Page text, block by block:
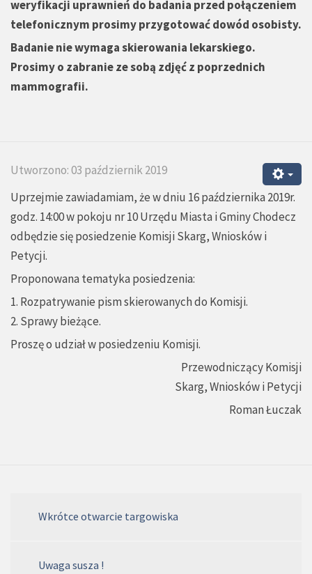
weryfikacji uprawnień do badania przed połączeniem
telefonicznym prosimy przygotować dowód osobisty.
Badanie nie wymaga skierowania lekarskiego.
Prosimy o zabranie ze sobą zdjęć z poprzednich
mammografii.
Utworzono: 03 październik 2019
Uprzejmie zawiadamiam, że w dniu 16 października 2019r.
godz. 14:00 w pokoju nr 10 Urzędu Miasta i Gminy Chodecz
odbędzie się posiedzenie Komisji Skarg, Wniosków i
Petycji.
Proponowana tematyka posiedzenia:
1. Rozpatrywanie pism skierowanych do Komisji.
2. Sprawy bieżące.
Proszę o udział w posiedzeniu Komisji.
Przewodniczący Komisji
Skarg, Wniosków i Petycji
Roman Łuczak
Wkrótce otwarcie targowiska
Uwaga susza !